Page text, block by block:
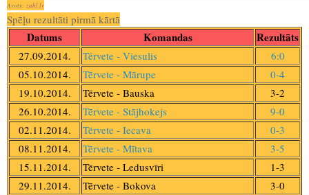
Avots: zahl.lv
Spēļu rezultāti pirmā kārtā
Datums Komandas Rezultāts
27.09.2014. Tērvete - Viesulis
6:0
05.10.2014.
Tērvete - Mārupe
0-4
19.10.2014.
Tērvete - Bauska
3-2
26.10.2014.
Tērvete - Stājhokejs
9-0
02.11.2014.
Tērvete - Iecava
0-3
08.11.2014.
Tērvete - Mītava
3-5
15.11.2014.
Tērvete - Ledusvīri
1-3
29.11.2014.
Tērvete - Bokova
3-0